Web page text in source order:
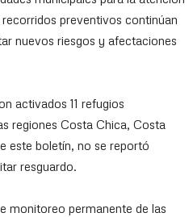
preventivos continúan
nuevos riesgos y afectaciones
activados 11 refugios
regiones Costa Chica, Costa
este boletín, no se reportó
resguardo.
monitoreo permanente de las